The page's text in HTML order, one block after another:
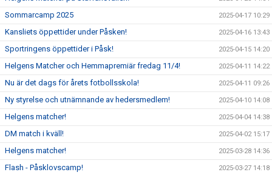
Sommarcamp 2025 2025-04-17 10:29
Kansliets öppettider under Påsken! 2025-04-16 13:43
Sportringens öppettider i Påsk! 2025-04-15 14:20
Helgens Matcher och Hemmapremiär fredag 11/4! 2025-04-11 14:22
Nu är det dags för årets fotbollsskola! 2025-04-11 09:26
Ny styrelse och utnämnande av hedersmedlem! 2025-04-10 14:08
Helgens matcher! 2025-04-04 14:38
DM match i kväll! 2025-04-02 15:17
Helgens matcher! 2025-03-28 14:36
Flash - Påsklovscamp! 2025-03-27 14:18